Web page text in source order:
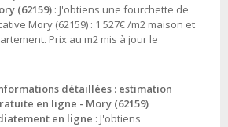
(62159) : J'obtiens une fourchette de
Mory (62159) : 1 527€ /m2 maison et
Prix au m2 mis à jour le
détaillées : estimation
en ligne - Mory (62159)
en ligne : J'obtiens